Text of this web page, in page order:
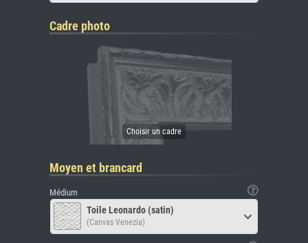
Cadre photo
Moyen et brancard
Médium
Toile Leonardo (satin)
(Canvas Venezia)